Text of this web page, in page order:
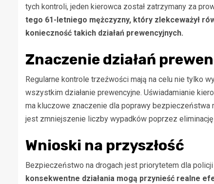
tych kontroli, jeden kierowca został zatrzymany za
tego 61-letniego mężczyzny, który zlekceważył
konieczność takich działań prewencyjnych.
Znaczenie działań
Regularne kontrole trzeźwości mają na celu nie tylko
wszystkim działanie prewencyjne. Uświadamianie
ma kluczowe znaczenie dla poprawy bezpieczeństwa
jest zmniejszenie liczby wypadków poprzez
Wnioski na przyszłość
Bezpieczeństwo na drogach jest priorytetem dla
konsekwentne działania mogą przynieść realne